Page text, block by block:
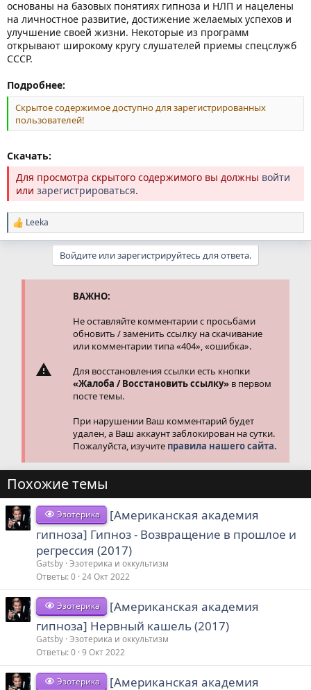
основаны на базовых понятиях гипноза и НЛП и нацелены
на личностное развитие, достижение желаемых успехов и
улучшение своей жизни. Некоторые из программ
открывают широкому кругу слушателей приемы спецслужб
СССР.
Подробнее:
Скрытое содержимое доступно для зарегистрированных
пользователей!
Скачать:
Для просмотра скрытого содержимого вы должны войти
или зарегистрироваться.
Р
е
Leeka
Войдите или зарегистрируйтесь для ответа.
ВАЖНО:
Не оставляйте комментарии с просьбами
обновить / заменить ссылку на скачивание
или комментарии типа «404», «ошибка».
Для восстановления ссылки есть кнопки
«Жалоба / Восстановить ссылку» в первом
посте темы.
При нарушении Ваш комментарий будет
удален, а Ваш аккаунт заблокирован на сутки.
Пожалуйста, изучите правила нашего сайта.
Похожие темы
Эзотерика
[Американская академия
гипноза] Гипноз - Возвращение в прошлое и
регрессия (2017)
Gatsby Эзотерика и оккультизм
Ответы 0 24 Окт 2022
Эзотерика
[Американская академия
гипноза] Нервный кашель (2017)
Gatsby Эзотерика и оккультизм
Ответы 0 9 Окт 2022
Эзотерика
[Американская академия